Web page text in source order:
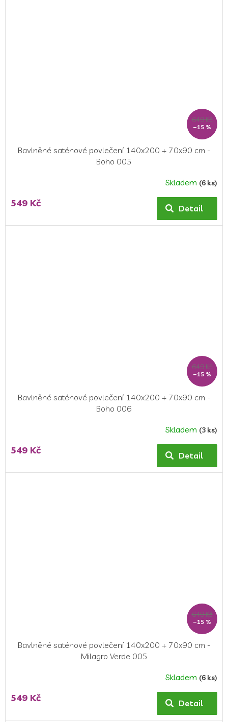
649 Kč
–15 %
Bavlněné saténové povlečení 140x200 + 70x90 cm -
Boho 005
Skladem (6 ks)
549 Kč Detail
649 Kč
–15 %
Bavlněné saténové povlečení 140x200 + 70x90 cm -
Boho 006
Skladem (3 ks)
549 Kč Detail
649 Kč
–15 %
Bavlněné saténové povlečení 140x200 + 70x90 cm -
Milagro Verde 005
Skladem (6 ks)
549 Kč Detail